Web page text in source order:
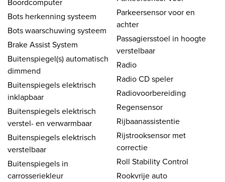
Bots herkenning systeem
Bots waarschuwing systeem
Brake Assist System
Buitenspiegel(s) automatisch
dimmend
Buitenspiegels elektrisch
inklapbaar
Buitenspiegels elektrisch
verstel- en verwarmbaar
Buitenspiegels elektrisch
verstelbaar
Buitenspiegels in
carrosseriekleur
Parkeersensor voor en
achter
Passagiersstoel in hoogte
verstelbaar
Radio
Radio CD speler
Radiovoorbereiding
Regensensor
Rijbaanassistentie
Rijstrooksensor met
correctie
Roll Stability Control
Rookvrije auto